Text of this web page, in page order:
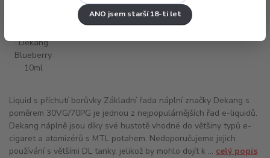
ANO jsem starší 18-ti let
Liquid s příchutí borůvky Základní řada náplní značky Dekang s
poměrem 30VG/70PG je jednou z nejpopulárnějších řad e-liquidů.
Dekang náplně jsou díky své hustotě vhodné do většiny typů e-
cigaret a atomizérů s MTL potahem. Nedoporučujeme jejich
používání s většími DL tanky, jelikož by mohlo dojít k ... celý popis